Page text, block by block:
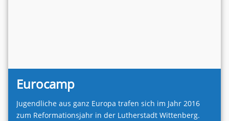
Eurocamp
Jugendliche aus ganz Europa trafen sich im Jahr 2016
zum Reformationsjahr in der Lutherstadt Wittenberg.